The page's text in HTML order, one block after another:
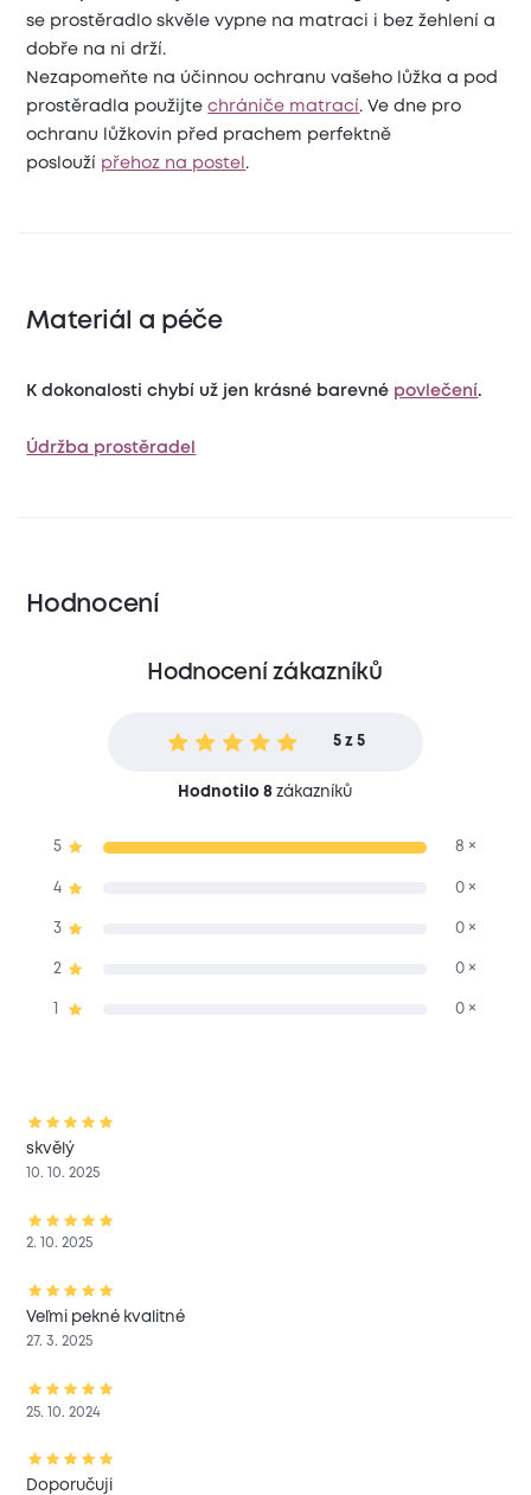
se prostěradlo skvěle vypne na matraci i bez žehlení a
dobře na ni drží.
Nezapomeňte na účinnou ochranu vašeho lůžka a pod
prostěradla použijtechrániče matrací . Ve dne pro
ochranu lůžkovin před prachem perfektně
poslouží
přehoz na postel .
Materiál a péče
K dokonalosti chybí už jen krásné barevné povlečení.
Údržba prostěradel
Hodnocení
Hodnocení zákazníků
5 z 5
Hodnotilo 8 zákazníků
5 8 ×
4 0 ×
3 0 ×
2 0 ×
0 ×
skvělý
10. 10. 2025
2. 10. 2025
Veľmi pekné kvalitné
27. 3. 2025
25. 10. 2024
Doporučuji